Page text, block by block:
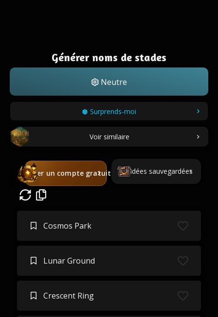
Générer noms de stades
Neutre
Surprends-moi
Voir similaire
Créer un compte gratuit Idées sauvegardées
Cosmos Park
Lunar Ground
Crescent Ring